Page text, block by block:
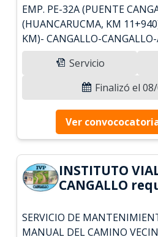
EMP. PE-32A (PUENTE
(HUANCARUCMA, KM
KM)- CANGALLO-CANGALLO-
Servicio
Finalizó el
Ver
INSTITUTO
CANGALLO
SERVICIO DE
MANUAL DEL CAMINO